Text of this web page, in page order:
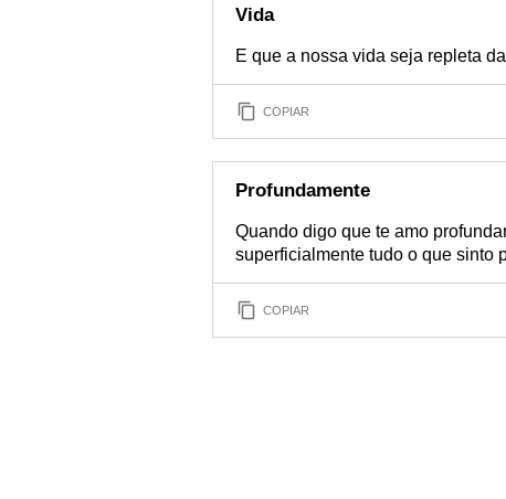
Vida
E que a nossa vida seja repleta
COPIAR
Profundamente
Quando digo que te amo
superficialmente tudo o que sinto
COPIAR